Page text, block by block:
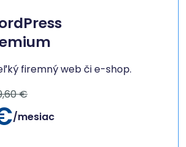
firemný web či e-shop.
€
/mesiac